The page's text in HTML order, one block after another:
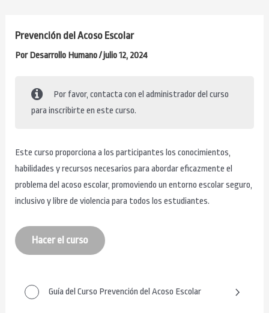
contenidoPrevención del Acoso Escolar
PorDesarrollo Humano/julio 12, 2024
Por favor, contacta con el administrador del curso
para inscribirte en este curso.
Este curso proporciona a los participantes los conocimientos,
habilidades y recursos necesarios para abordar eficazmente el
problema del acoso escolar, promoviendo un entorno escolar seguro,
inclusivo y libre de violencia para todos los estudiantes.
Hacer el curso
Guía del Curso Prevención del Acoso Escolar